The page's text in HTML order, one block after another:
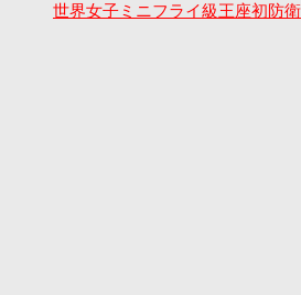
世界女子ミニフライ級王座初防衛